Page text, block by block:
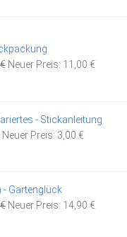
€ Ursprünglicher
Neuer Preis: 11,00 €Aktueller
- Stickanleitung
Ursprünglicher
Neuer Preis: 3,00 €Aktueller
Gartenglück
€ Ursprünglicher
Neuer Preis: 14,90 €Aktueller